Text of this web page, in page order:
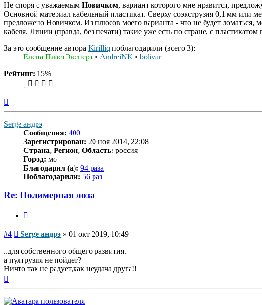
Не споря с уважаемым Новичком, вариант которого мне нравится,
Основной материал кабельный пластикат. Сверху соэкструзия 0,1 мм или
предложено Новичком. Из плюсов моего варианта - что не будет
кабеля. Линии (правда, без печати) такие уже есть по стране, с пластикатом
За это сообщение автора Kirilliq поблагодарили (всего 3):
Елена ПластЭксперт • AndreiNK • bolivar
Рейтинг: 15%
Serge андрэ
Сообщения: 400
Зарегистрирован: 20 ноя 2014, 22:08
Страна, Регион, Область: россия
Город: мо
Благодарил (а): 94 раза
Поблагодарили: 56 раз
Re: Полимерная лоза
#4 Сообщение
Serge андрэ » 01 окт 2019, 10:49
..для собственного общего развития.
а пултрузия не пойдет?
Ничто так не радует,как неудача друга!!